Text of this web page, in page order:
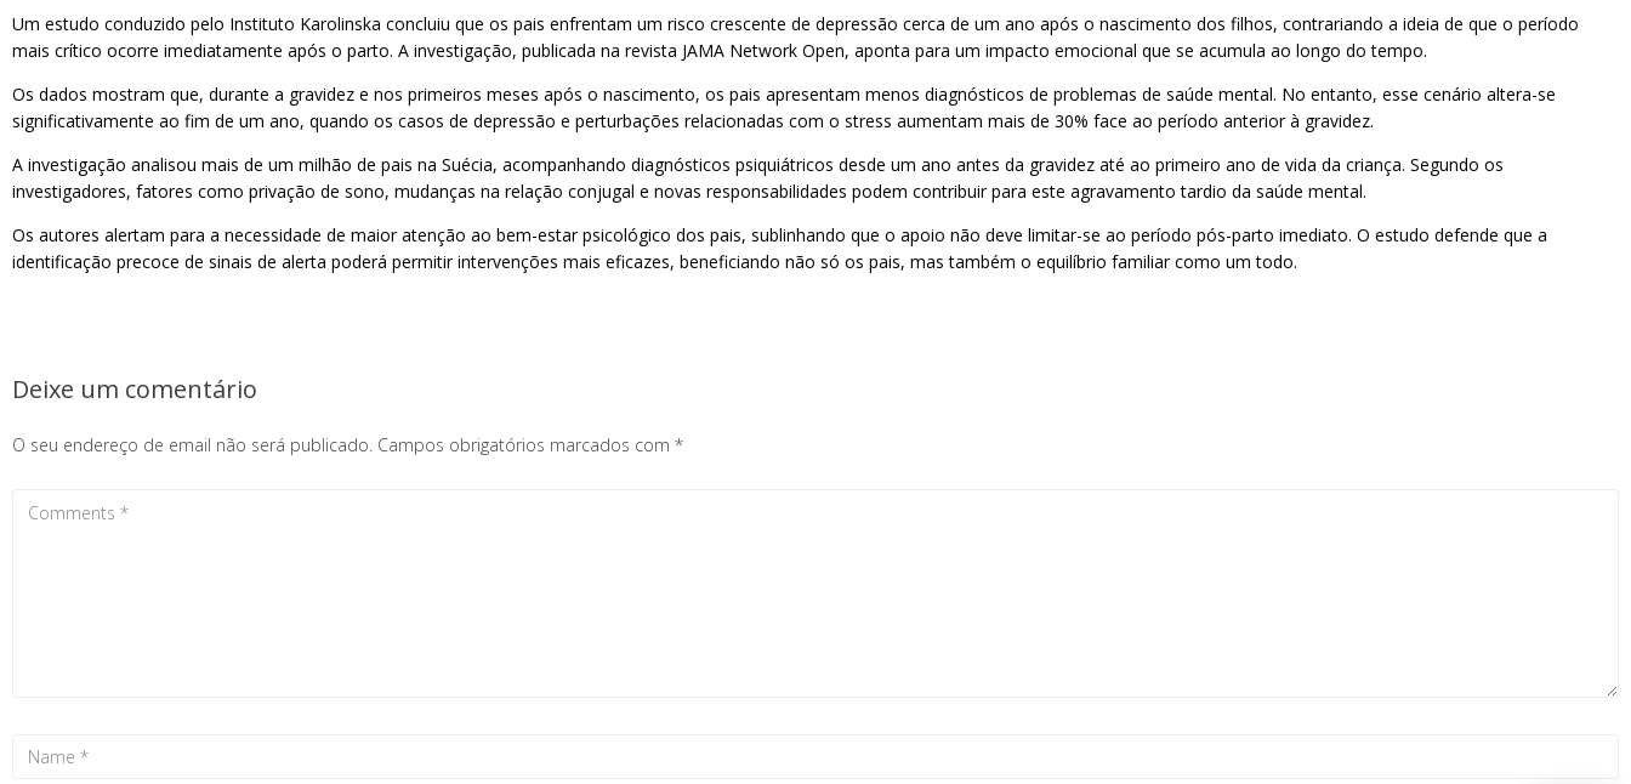
Um estudo conduzido pelo Instituto Karolinska concluiu que os pais enfrentam um risco crescente de depressão cerca de um ano após o nascimento dos filhos, contrariando a ideia de que o período
mais crítico ocorre imediatamente após o parto. A investigação, publicada na revista JAMA Network Open, aponta para um impacto emocional que se acumula ao longo do tempo.
Os dados mostram que, durante a gravidez e nos primeiros meses após o nascimento, os pais apresentam menos diagnósticos de problemas de saúde mental. No entanto, esse cenário altera-se
significativamente ao fim de um ano, quando os casos de depressão e perturbações relacionadas com o stress aumentam mais de 30% face ao período anterior à gravidez.
A investigação analisou mais de um milhão de pais na Suécia, acompanhando diagnósticos psiquiátricos desde um ano antes da gravidez até ao primeiro ano de vida da criança. Segundo os
investigadores, fatores como privação de sono, mudanças na relação conjugal e novas responsabilidades podem contribuir para este agravamento tardio da saúde mental.
Os autores alertam para a necessidade de maior atenção ao bem-estar psicológico dos pais, sublinhando que o apoio não deve limitar-se ao período pós-parto imediato. O estudo defende que a
identificação precoce de sinais de alerta poderá permitir intervenções mais eficazes, beneficiando não só os pais, mas também o equilíbrio familiar como um todo.
Deixe um comentário
O seu endereço de email não será publicado. Campos obrigatórios marcados com *